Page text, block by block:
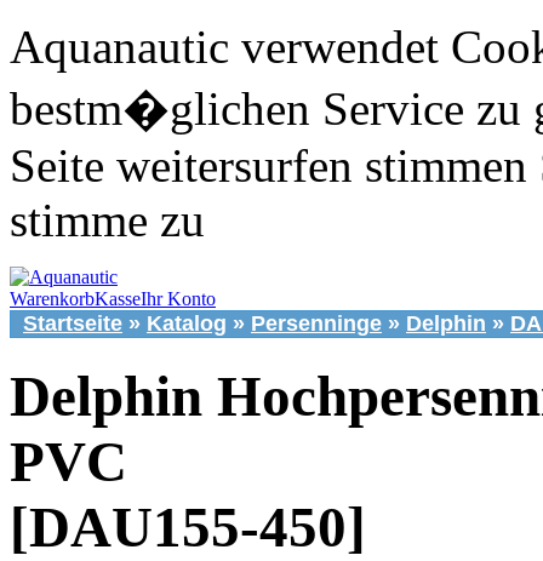
Aquanautic verwendet
bestm�glichen Service zu
Seite weitersurfen stimmen
stimme zu
WarenkorbKasseIhr Konto
Startseite » Katalog » Persenninge » Delphin »
Delphin
PVC
[DAU155-450]